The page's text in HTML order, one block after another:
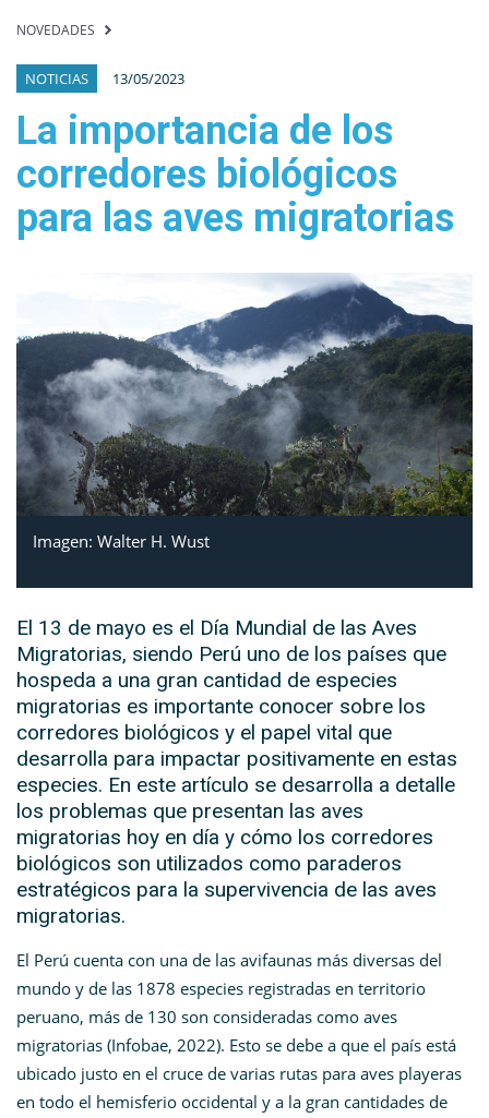
NOVEDADES
NOTICIAS 13/05/2023
La importancia de los
corredores biológicos
para las aves migratorias
Imagen: Walter H. Wust
El 13 de mayo es el Día Mundial de las Aves
Migratorias, siendo Perú uno de los países que
hospeda a una gran cantidad de especies
migratorias es importante conocer sobre los
corredores biológicos y el papel vital que
desarrolla para impactar positivamente en estas
especies. En este artículo se desarrolla a detalle
los problemas que presentan las aves
migratorias hoy en día y cómo los corredores
biológicos son utilizados como paraderos
estratégicos para la supervivencia de las aves
migratorias.
El Perú cuenta con una de las avifaunas más diversas del
mundo y de las 1878 especies registradas en territorio
peruano, más de 130 son consideradas como aves
migratorias (Infobae, 2022). Esto se debe a que el país está
ubicado justo en el cruce de varias rutas para aves playeras
en todo el hemisferio occidental y a la gran cantidades de